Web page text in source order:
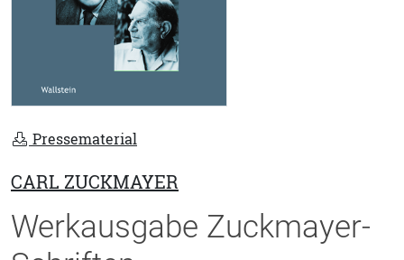
Pressematerial
CARL ZUCKMAYER
Werkausgabe Zuckmayer-